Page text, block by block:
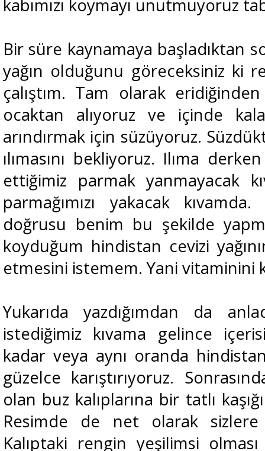
kabımızı koymayı unutmuyoruz
Bir süre kaynamaya başladıktan
yağın olduğunu göreceksiniz ki
çalıştım. Tam olarak
ocaktan alıyoruz ve içinde
arındırmak için süzüyoruz.
ılımasını bekliyoruz. Ilıma
ettiğimiz parmak yanmayacak
parmağımızı yakacak
doğrusu benim bu şekilde
koyduğum hindistan cevizi
etmesini istemem. Yani vitaminini
Yukarıda yazdığımdan da
istediğimiz kıvama gelince
kadar veya aynı oranda
güzelce karıştırıyoruz.
olan buz kalıplarına bir tatlı
Resimde de net olarak sizlere
Kalıptaki rengin yeşilimsi olması